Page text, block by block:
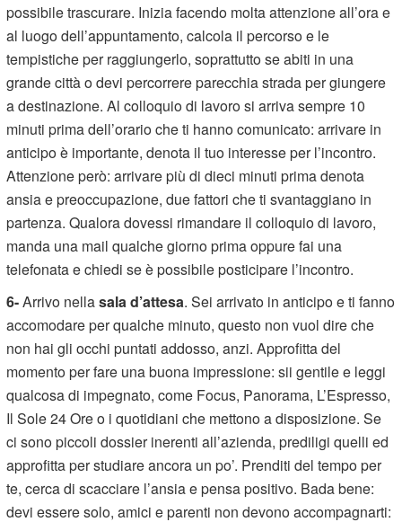
possibile trascurare. Inizia facendo molta attenzione all’ora e
al luogo dell’appuntamento, calcola il percorso e le
tempistiche per raggiungerlo, soprattutto se abiti in una
grande città o devi percorrere parecchia strada per giungere
a destinazione. Al colloquio di lavoro si arriva sempre 10
minuti prima dell’orario che ti hanno comunicato: arrivare in
anticipo è importante, denota il tuo interesse per l’incontro.
Attenzione però: arrivare più di dieci minuti prima denota
ansia e preoccupazione, due fattori che ti svantaggiano in
partenza. Qualora dovessi rimandare il colloquio di lavoro,
manda una mail qualche giorno prima oppure fai una
telefonata e chiedi se è possibile posticipare l’incontro.
6-Arrivo nellasala d’attesa. Sei arrivato in anticipo e ti fanno
accomodare per qualche minuto, questo non vuol dire che
non hai gli occhi puntati addosso, anzi. Approfitta del
momento per fare una buona impressione: sii gentile e leggi
qualcosa di impegnato, come Focus, Panorama, L’Espresso,
Il Sole 24 Ore o i quotidiani che mettono a disposizione. Se
ci sono piccoli dossier inerenti all’azienda, prediligi quelli ed
approfitta per studiare ancora un po’. Prenditi del tempo per
te, cerca di scacciare l’ansia e pensa positivo. Bada bene:
devi essere solo, amici e parenti non devono accompagnarti: